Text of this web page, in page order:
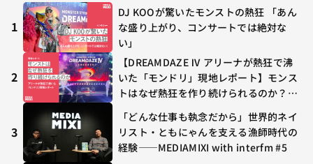
1
DJ KOOが驚いたモンストの熱狂 「あん
な盛り上がり、コンサートでは絶対な
い」
2
【DREAMDAZE Ⅳ アリーナが熱狂で沸
いた「モンドリ」現地レポート】モンス
トはなぜ熱狂を作り続けられるのか？コ
や、兎田ぺこら、壱百満天原サロメらも
集結
3
「どんな仕事も執念だから」世界的ネイ
リスト・ともにゃんを支える漁師時代の
経験——MEDIAMIXI with interfm #5